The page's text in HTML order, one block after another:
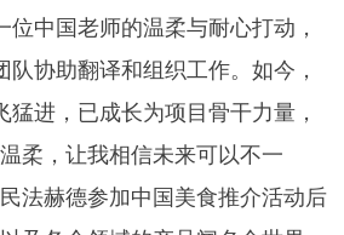
中国老师的温柔与耐心打动，
队协助翻译和组织工作。如今，
进，已成长为项目骨干力量，
柔，让我相信未来可以不一
法赫德参加中国美食推介活动后